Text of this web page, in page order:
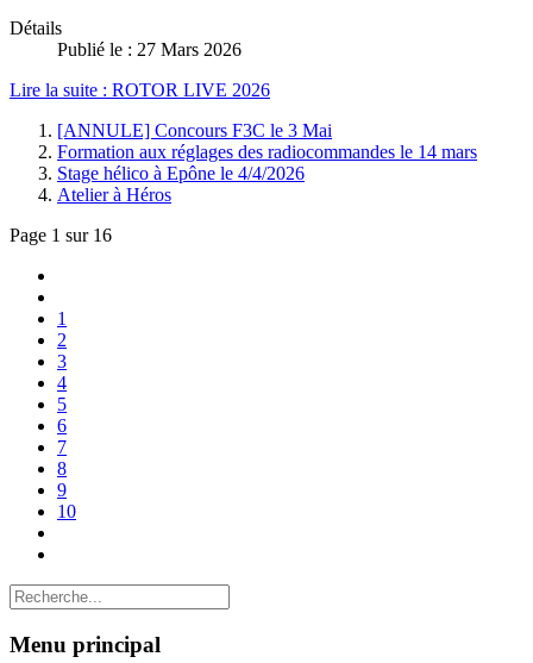
Détails
Publié le : 27 Mars 2026
Lire la suite : ROTOR LIVE 2026
[ANNULE] Concours F3C le 3 Mai
Formation aux réglages des radiocommandes le 14 mars
Stage hélico à Epône le 4/4/2026
Atelier à Héros
Page 1 sur 16
1
2
3
4
5
6
7
8
9
10
Menu principal